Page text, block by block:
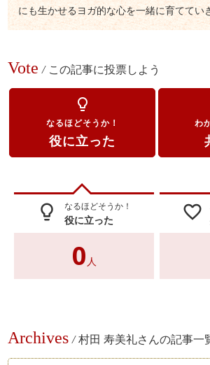
にも生かせるヨガ的な心を一緒に育ててい
Vote / この記事に投票しよう
lightbulb_outline
なるほどそうか！
役に立った
わ
lightbulb_outline なるほどそうか！
役に立った
0 人
favorite_border
Archives / 村田 寿美礼さんの記事一